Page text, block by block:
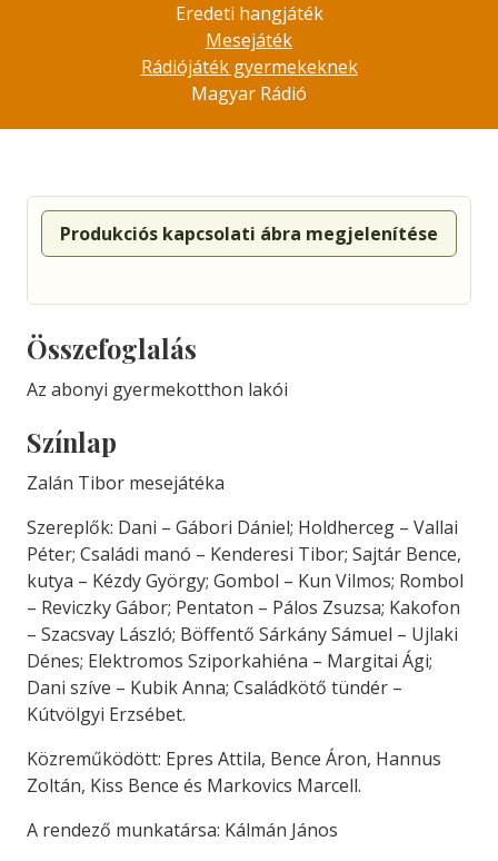
Eredeti hangjáték
Mesejáték
Rádiójáték gyermekeknek
Magyar Rádió
Produkciós kapcsolati ábra megjelenítése
Összefoglalás
Az abonyi gyermekotthon lakói
Színlap
Zalán Tibor mesejátéka
Szereplők: Dani – Gábori Dániel; Holdherceg – Vallai
Péter; Családi manó – Kenderesi Tibor; Sajtár Bence,
kutya – Kézdy György; Gombol – Kun Vilmos; Rombol
– Reviczky Gábor; Pentaton – Pálos Zsuzsa; Kakofon
– Szacsvay László; Böffentő Sárkány Sámuel – Ujlaki
Dénes; Elektromos Sziporkahiéna – Margitai Ági;
Dani szíve – Kubik Anna; Családkötő tündér –
Kútvölgyi Erzsébet.
Közreműködött: Epres Attila, Bence Áron, Hannus
Zoltán, Kiss Bence és Markovics Marcell.
A rendező munkatársa: Kálmán János